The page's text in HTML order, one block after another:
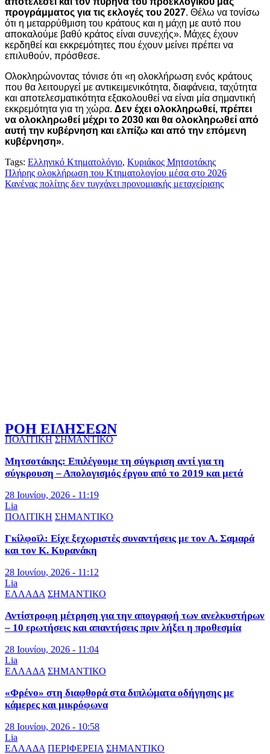
προγράμματος για τις εκλογές του 2027. Θέλω να τονίσω
ότι η μεταρρύθμιση του κράτους και η μάχη με αυτό που
αποκαλούμε βαθύ κράτος είναι συνεχής». Μάχες έχουν
κερδηθεί και εκκρεμότητες που έχουν μείνει πρέπει να
επιλυθούν, πρόσθεσε.
Ολοκληρώνοντας τόνισε ότι «η ολοκλήρωση ενός κράτους
που θα λειτουργεί με αντικειμενικότητα, διαφάνεια, ταχύτητα
και αποτελεσματικότητα εξακολουθεί να είναι μία σημαντική
εκκρεμότητα για τη χώρα. Δεν έχει ολοκληρωθεί, πρέπει
να ολοκληρωθεί μέχρι το 2030 και θα ολοκληρωθεί από
αυτή την κυβέρνηση και ελπίζω και από την επόμενη
κυβέρνηση».
Tags: Ελληνικό Κτηματολόγιο, Κυριάκος Μητσοτάκης
Πλοήγηση
άρθρων
Πλήρης ολοκλήρωση του Κτηματολογίου μέσα στο 2026
Κανένας πολίτης δεν τυγχάνει προνομιακής μεταχείρισης
ΡΟΗ ΕΙΔΗΣΕΩΝ
ΠΟΛΙΤΙΚΗ ΣΗΜΑΝΤΙΚΟ
Μητσοτάκης: Επιλέγουμε τη σύγκριση αντί για τη
σύγκρουση – Απολογισμός έργου από το 2019 και μετά
28 Ιουνίου, 2026 - 11:19
Lia
ΠΟΛΙΤΙΚΗ ΣΗΜΑΝΤΙΚΟ
Γκίλφοϊλ: Είχε ξεχωριστές συναντήσεις με τον Α. Σαμαρά
και τον Κ. Κυρανάκη
28 Ιουνίου, 2026 - 11:12
Lia
ΕΛΛΑΔΑ ΣΗΜΑΝΤΙΚΟ
Αντίστροφη μέτρηση για την απογραφή των ανελκυστήρων
– 10 ερωτήσεις και απαντήσεις πριν λήξει η προθεσμία
28 Ιουνίου, 2026 - 11:04
Lia
ΕΛΛΑΔΑ ΣΗΜΑΝΤΙΚΟ
«Φρένο» στη διαφθορά στα διπλώματα οδήγησης με
κάμερες και μικρόφωνα
28 Ιουνίου, 2026 - 10:58
Lia
ΕΛΛΑΔΑ ΠΕΡΙΦΕΡΕΙΑ ΣΗΜΑΝΤΙΚΟ